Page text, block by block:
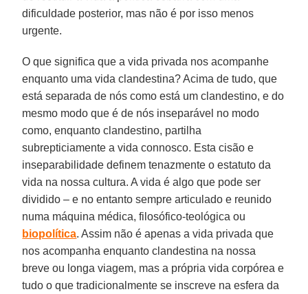
dificuldade posterior, mas não é por isso menos
urgente.
O que significa que a vida privada nos acompanhe
enquanto uma vida clandestina? Acima de tudo, que
está separada de nós como está um clandestino, e do
mesmo modo que é de nós inseparável no modo
como, enquanto clandestino, partilha
subrepticiamente a vida connosco. Esta cisão e
inseparabilidade definem tenazmente o estatuto da
vida na nossa cultura. A vida é algo que pode ser
dividido – e no entanto sempre articulado e reunido
numa máquina médica, filosófico-teológica ou
biopolítica. Assim não é apenas a vida privada que
nos acompanha enquanto clandestina na nossa
breve ou longa viagem, mas a própria vida corpórea e
tudo o que tradicionalmente se inscreve na esfera da